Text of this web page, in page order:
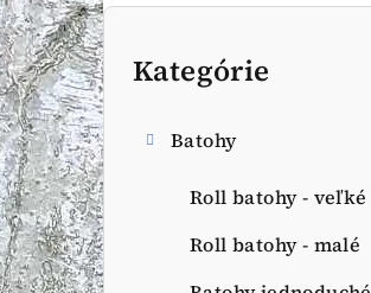
B
o
č
n
ý
p
Preskočiť
kategórie
Kategórie
Batohy
Roll batohy - veľké
Roll batohy - malé